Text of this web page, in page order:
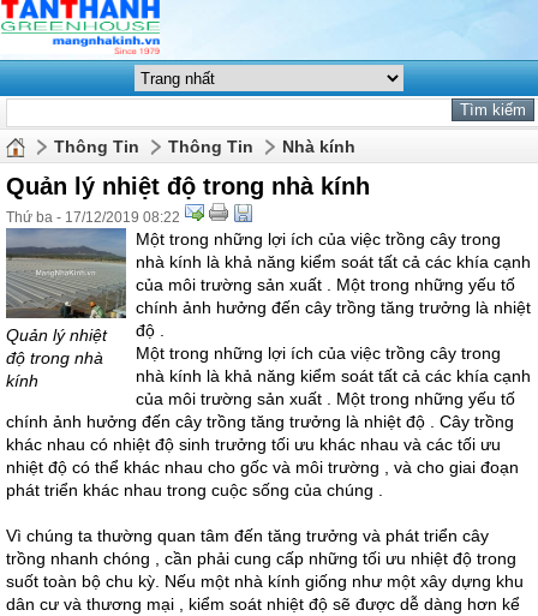
Thông Tin Thông Tin Nhà kính
Quản lý nhiệt độ trong nhà kính
Thứ ba - 17/12/2019 08:22
Quản lý nhiệt
độ trong nhà
kính
Một trong những lợi ích của việc trồng cây trong
nhà kính là khả năng kiểm soát tất cả các khía cạnh
của môi trường sản xuất . Một trong những yếu tố
chính ảnh hưởng đến cây trồng tăng trưởng là nhiệt
độ .
Một trong những lợi ích của việc trồng cây trong
nhà kính là khả năng kiểm soát tất cả các khía cạnh
của môi trường sản xuất . Một trong những yếu tố
chính ảnh hưởng đến cây trồng tăng trưởng là nhiệt độ . Cây trồng
khác nhau có nhiệt độ sinh trưởng tối ưu khác nhau và các tối ưu
nhiệt độ có thể khác nhau cho gốc và môi trường , và cho giai đoạn
phát triển khác nhau trong cuộc sống của chúng .
Vì chúng ta thường quan tâm đến tăng trưởng và phát triển cây
trồng nhanh chóng , cần phải cung cấp những tối ưu nhiệt độ trong
suốt toàn bộ chu kỳ. Nếu một nhà kính giống như một xây dựng khu
dân cư và thương mại , kiểm soát nhiệt độ sẽ được dễ dàng hơn kể